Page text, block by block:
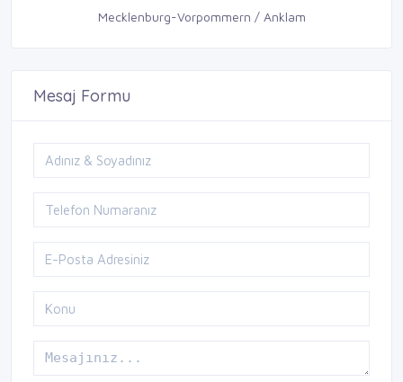
Mecklenburg-Vorpommern / Anklam
Mesaj Formu